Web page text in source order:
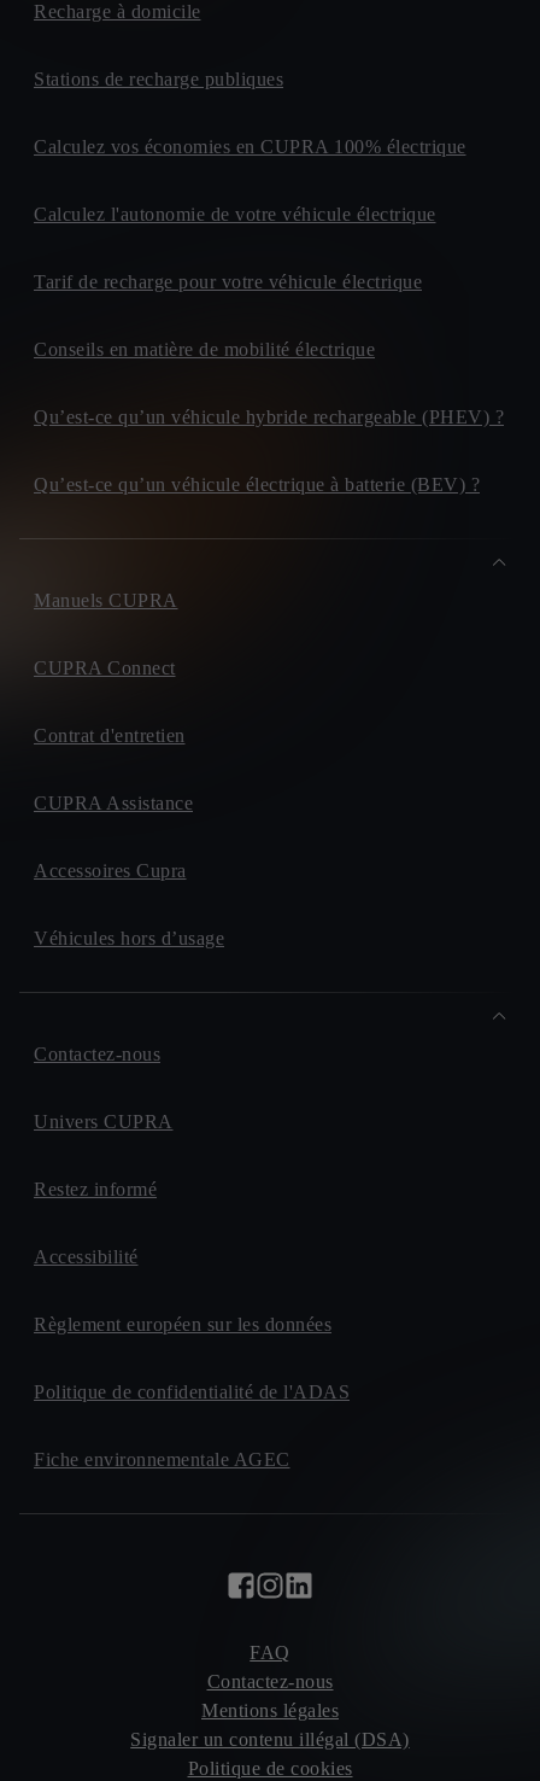
Recharge à domicile
Stations de recharge publiques
Calculez vos économies en CUPRA 100% électrique
Calculez l'autonomie de votre véhicule électrique
Tarif de recharge pour votre véhicule électrique
Conseils en matière de mobilité électrique
Qu’est-ce qu’un véhicule hybride rechargeable (PHEV) ?
Qu’est-ce qu’un véhicule électrique à batterie (BEV) ?
Manuels CUPRA
CUPRA Connect
Contrat d'entretien
CUPRA Assistance
Accessoires Cupra
Véhicules hors d’usage
Contactez-nous
Univers CUPRA
Restez informé
Accessibilité
Règlement européen sur les données
Politique de confidentialité de l'ADAS
Fiche environnementale AGEC
FAQ
Contactez-nous
Mentions légales
Signaler un contenu illégal (DSA)
Politique de cookies